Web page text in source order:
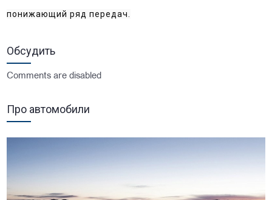
понижающий ряд передач.
Обсудить
Comments are disabled
Про автомобили